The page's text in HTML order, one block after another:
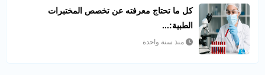
كل ما تحتاج معرفته عن تخصص المختبرات
الطبية:...
منذ سنة واحدة